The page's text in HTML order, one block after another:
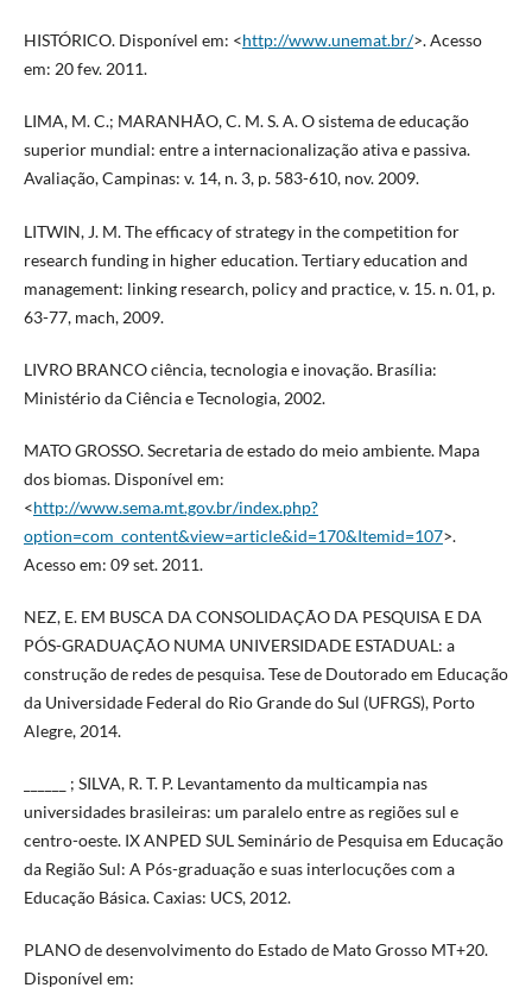
HISTÓRICO. Disponível em: <http://www.unemat.br/>. Acesso
em: 20 fev. 2011.
LIMA, M. C.; MARANHÃO, C. M. S. A. O sistema de educação
superior mundial: entre a internacionalização ativa e passiva.
Avaliação, Campinas: v. 14, n. 3, p. 583-610, nov. 2009.
LITWIN, J. M. The efficacy of strategy in the competition for
research funding in higher education. Tertiary education and
management: linking research, policy and practice, v. 15. n. 01, p.
63-77, mach, 2009.
LIVRO BRANCO ciência, tecnologia e inovação. Brasília:
Ministério da Ciência e Tecnologia, 2002.
MATO GROSSO. Secretaria de estado do meio ambiente. Mapa
dos biomas. Disponível em:
<http://www.sema.mt.gov.br/index.php?
option=com_content&view=article&id=170&Itemid=107>.
Acesso em: 09 set. 2011.
NEZ, E. EM BUSCA DA CONSOLIDAÇÃO DA PESQUISA E DA
PÓS-GRADUAÇÃO NUMA UNIVERSIDADE ESTADUAL: a
construção de redes de pesquisa. Tese de Doutorado em Educação
da Universidade Federal do Rio Grande do Sul (UFRGS), Porto
Alegre, 2014.
______ ; SILVA, R. T. P. Levantamento da multicampia nas
universidades brasileiras: um paralelo entre as regiões sul e
centro-oeste. IX ANPED SUL Seminário de Pesquisa em Educação
da Região Sul: A Pós-graduação e suas interlocuções com a
Educação Básica. Caxias: UCS, 2012.
PLANO de desenvolvimento do Estado de Mato Grosso MT+20.
Disponível em: